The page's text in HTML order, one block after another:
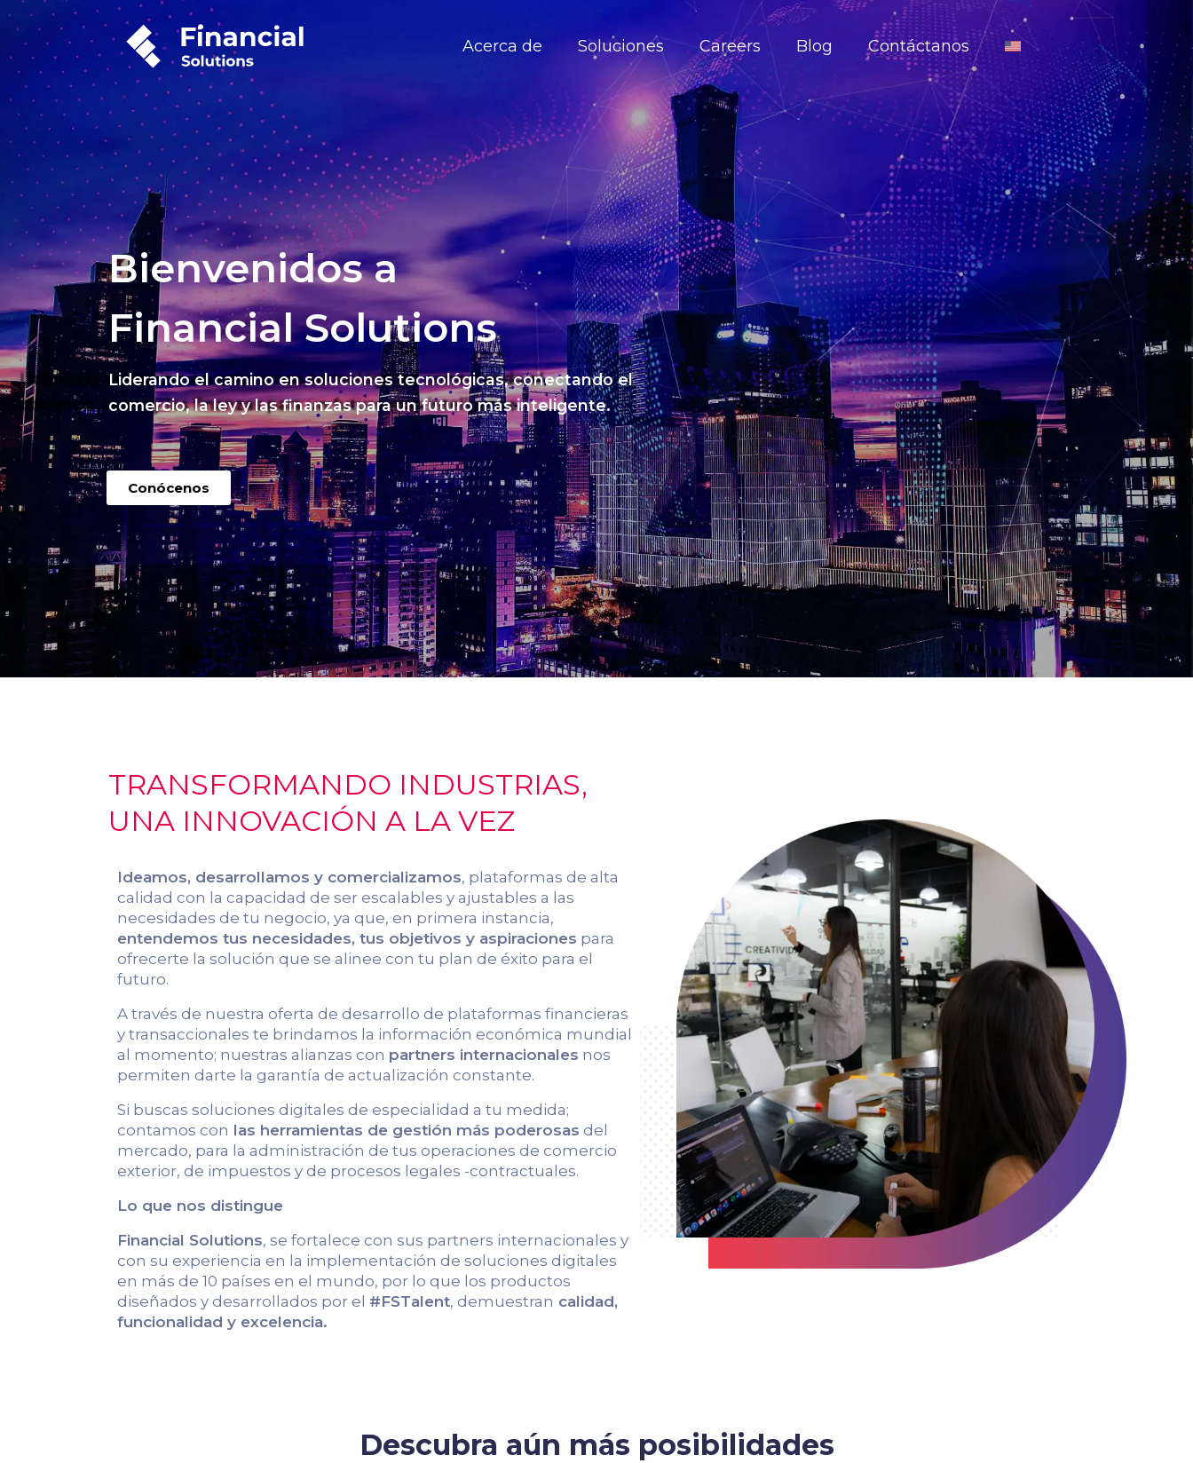
Acerca de Soluciones Careers Blog Contáctanos
Bienvenidos a
Financial Solutions
Liderando el camino en soluciones tecnológicas, conectando el
comercio, la ley y las finanzas para un futuro más inteligente.
Conócenos
TRANSFORMANDO INDUSTRIAS,
UNA INNOVACIÓN A LA VEZ
Ideamos, desarrollamos y comercializamos, plataformas de alta
calidad con la capacidad de ser escalables y ajustables a las
necesidades de tu negocio, ya que, en primera instancia,
entendemos tus necesidades, tus objetivos y aspiraciones para
ofrecerte la solución que se alinee con tu plan de éxito para el
futuro.
A través de nuestra oferta de desarrollo de plataformas financieras
y transaccionales te brindamos la información económica mundial
al momento; nuestras alianzas con partners internacionales nos
permiten darte la garantía de actualización constante.
Si buscas soluciones digitales de especialidad a tu medida;
contamos con las herramientas de gestión más poderosas del
mercado, para la administración de tus operaciones de comercio
exterior, de impuestos y de procesos legales -contractuales.
Lo que nos distingue
Financial Solutions, se fortalece con sus partners internacionales y
con su experiencia en la implementación de soluciones digitales
en más de 10 países en el mundo, por lo que los productos
diseñados y desarrollados por el #FSTalent, demuestran calidad,
funcionalidad y excelencia.
Descubra aún más posibilidades